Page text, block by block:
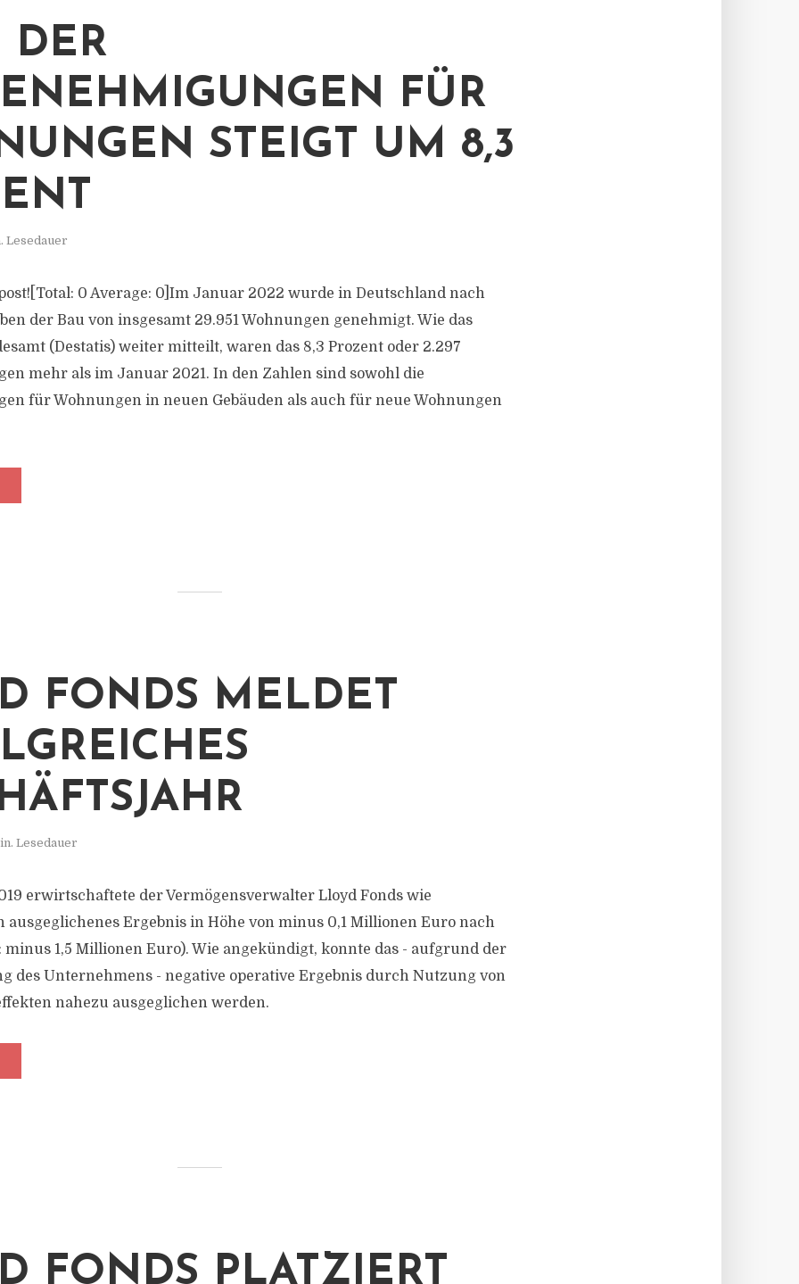
FÜR
STEIGT UM 8,3
Lesedauer
0 Average: 0]Im Januar 2022 wurde in Deutschland nach
der Bau von insgesamt 29.951 Wohnungen genehmigt. Wie das
(Destatis) weiter mitteilt, waren das 8,3 Prozent oder 2.297
mehr als im Januar 2021. In den Zahlen sind sowohl die
für Wohnungen in neuen Gebäuden als auch für neue Wohnungen
FONDS MELDET
Lesedauer
erwirtschaftete der Vermögensverwalter Lloyd Fonds wie
ausgeglichenes Ergebnis in Höhe von minus 0,1 Millionen Euro nach
1,5 Millionen Euro). Wie angekündigt, konnte das - aufgrund der
des Unternehmens - negative operative Ergebnis durch Nutzung von
nahezu ausgeglichen werden.
FONDS PLATZIERT